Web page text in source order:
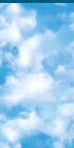
Онлайн-база материалов по основным дисциплинам школьной программы. Информация на сайте структурирована по классам, предметам и темам (урокам). Каждый урок состоит из видеолекций и конспектов. Есть также интерактивные тренажёры и тесты для закрепления пройденного материала. Даже если вы давно окончили школу, возможность повторить программу старших классов всегда может пригодиться. 9. Edutainme Ещё один ресурс об образовании. В отличие от Newtonew, как мне кажется, Edutainme больше ориентируется на представителей индустрии: педагогов, предпринимателей, разработчиков образовательных проектов. Но и любой, кто просто стремится к саморазвитию, найдёт на сайте много полезного и интересного для себя. Например, информацию о новых курсах и образовательных сервисах. 10. Newtonew Онлайн-медиа об образовании и обучении в широком смысле. Авторы Newtonew пишут об инструментах, заведениях, тактиках и стратегиях, которые помогают учить других и получать новые знания самостоятельно. На этой площадке вы найдёте новости, обзоры, аналитические мат